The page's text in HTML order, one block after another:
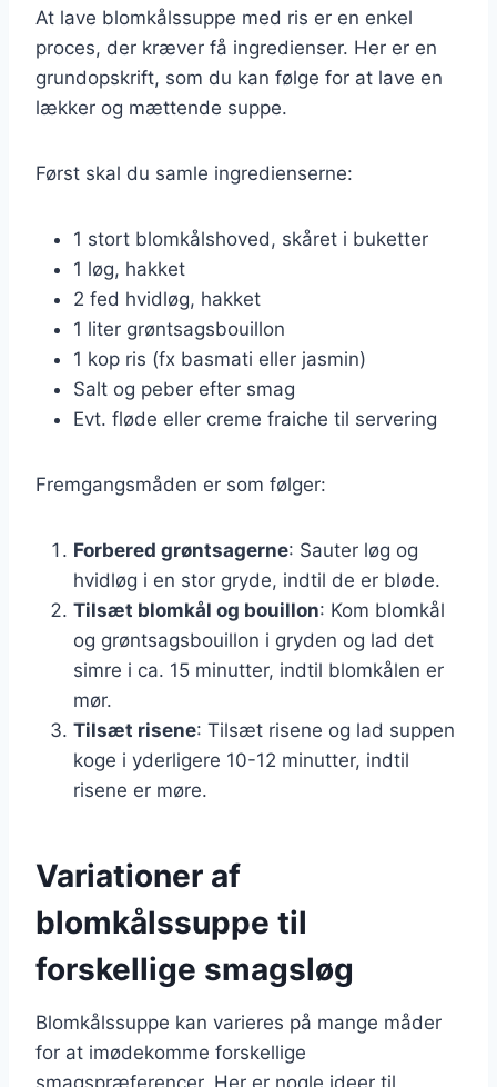
At lave blomkålssuppe med ris er en enkel
proces, der kræver få ingredienser. Her er en
grundopskrift, som du kan følge for at lave en
lækker og mættende suppe.
Først skal du samle ingredienserne:
1 stort blomkålshoved, skåret i buketter
1 løg, hakket
2 fed hvidløg, hakket
1 liter grøntsagsbouillon
1 kop ris (fx basmati eller jasmin)
Salt og peber efter smag
Evt. fløde eller creme fraiche til servering
Fremgangsmåden er som følger:
Forbered grøntsagerne: Sauter løg og
hvidløg i en stor gryde, indtil de er bløde.
Tilsæt blomkål og bouillon: Kom blomkål
og grøntsagsbouillon i gryden og lad det
simre i ca. 15 minutter, indtil blomkålen er
mør.
Tilsæt risene: Tilsæt risene og lad suppen
koge i yderligere 10-12 minutter, indtil
risene er møre.
Variationer af
blomkålssuppe til
forskellige smagsløg
Blomkålssuppe kan varieres på mange måder
for at imødekomme forskellige
smagspræferencer. Her er nogle ideer til,